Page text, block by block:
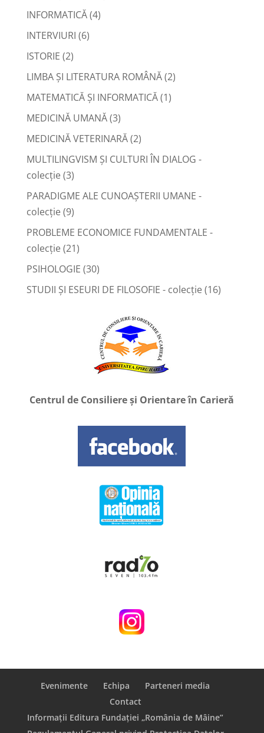
INFORMATICĂ(4)
INTERVIURI (6)
ISTORIE (2)
LIMBA ŞI LITERATURA ROMÂNĂ(2)
MATEMATICĂ ŞI INFORMATICĂ(1)
MEDICINĂ UMANĂ(3)
MEDICINĂ VETERINARĂ(2)
MULTILINGVISM ȘI CULTURI ÎN DIALOG -
colecție(3)
PARADIGME ALE CUNOAȘTERII UMANE -
colecție(9)
PROBLEME ECONOMICE FUNDAMENTALE -
colecție(21)
PSIHOLOGIE (30)
STUDII ȘI ESEURI DE FILOSOFIE - colecție(16)
Centrul de Consiliere și Orientare în Carieră
Evenimente Echipa
Parteneri media
Contact
Informații Editura Fundației „România de Mâine”